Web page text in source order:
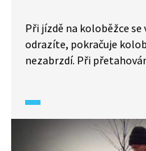
Při jízdě na koloběžce se
odrazíte, pokračuje
nezabrzdí. Při
se medvídek roztrhl, síly